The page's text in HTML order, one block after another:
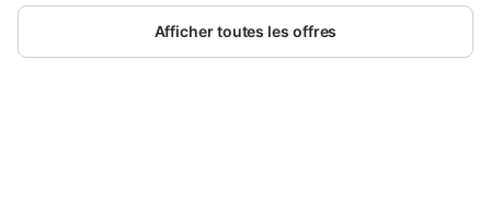
access to a terrace, free private parking
Afficher toutes les offres